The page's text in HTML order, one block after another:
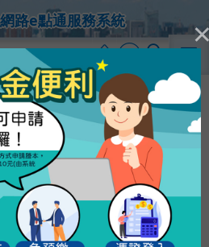
路e點通服務系統
商憑證或XCA憑證（僅
會、漁會）登入​​